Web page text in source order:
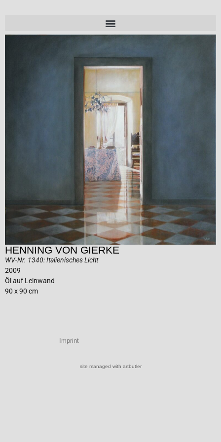
HENNING VON GIERKE
WV-Nr. 1340: Italienisches Licht
2009
Öl auf Leinwand
90 x 90 cm
Imprint
site managed with artbutler